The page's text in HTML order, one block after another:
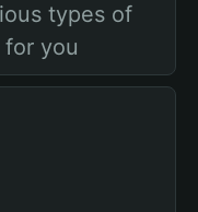
types of
you